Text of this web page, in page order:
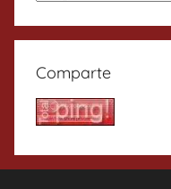
Comparte